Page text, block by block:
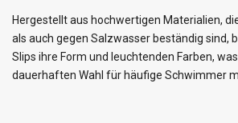
Hergestellt aus hochwertigen Materialien,
als auch gegen Salzwasser beständig sind,
Slips ihre Form und leuchtenden Farben,
dauerhaften Wahl für häufige Schwimmer